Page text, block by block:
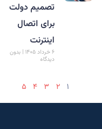
تصمیم دولت
برای اتصال
اینترنت
۶ خرداد ۱۴۰۵
بدون
دیدگاه
۲ ۳ ۴ ۵